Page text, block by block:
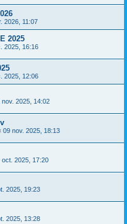
2026, 11:07
2025
2025, 16:16
2025, 12:06
nov. 2025, 14:02
09 nov. 2025, 18:13
oct. 2025, 17:20
2025, 19:23
2025, 13:28